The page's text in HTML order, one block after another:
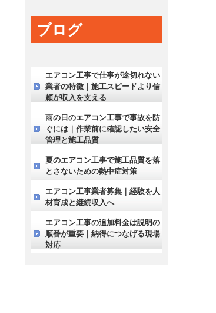
ブログ
エアコン工事で仕事が途切れない
業者の特徴｜施工スピードより信
頼が収入を支える
雨の日のエアコン工事で事故を防
ぐには｜作業前に確認したい安全
管理と施工品質
夏のエアコン工事で施工品質を落
とさないための熱中症対策
エアコン工事業者募集｜経験を人
材育成と継続収入へ
エアコン工事の追加料金は説明の
順番が重要｜納得につなげる現場
対応